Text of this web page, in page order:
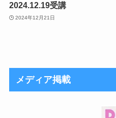
2024.12.19受講
2024年12月21日
メディア掲載